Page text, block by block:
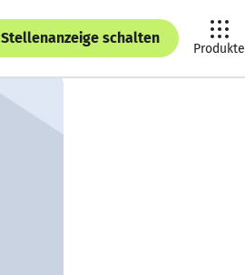
Stellenanzeige schalten
Produkte